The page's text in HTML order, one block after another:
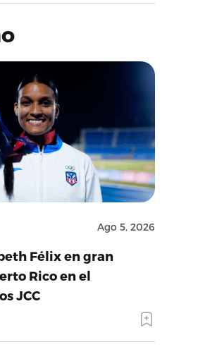
Ago 5, 2026
Félix en gran
Rico en el
JCC